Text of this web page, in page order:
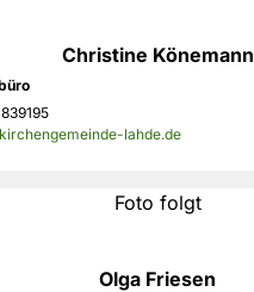
Christine Könemann
lahde.de
Foto folgt
Olga Friesen